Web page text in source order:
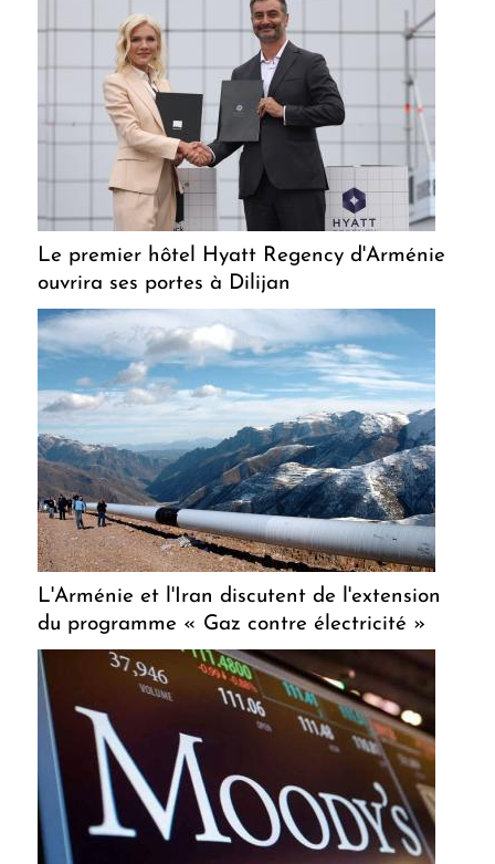
Le premier hôtel Hyatt Regency d'Arménie
ouvrira ses portes à Dilijan
L'Arménie et l'Iran discutent de l'extension
du programme « Gaz contre électricité »